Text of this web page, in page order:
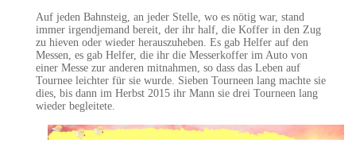
Auf jeden Bahnsteig, an jeder Stelle, wo es nötig war, stand
immer irgendjemand bereit, der ihr half, die Koffer in den Zug
zu hieven oder wieder herauszuheben. Es gab Helfer auf den
Messen, es gab Helfer, die ihr die Messerkoffer im Auto von
einer Messe zur anderen mitnahmen, so dass das Leben auf
Tournee leichter für sie wurde. Sieben Tourneen lang machte sie
dies, bis dann im Herbst 2015 ihr Mann sie drei Tourneen lang
wieder begleitete.